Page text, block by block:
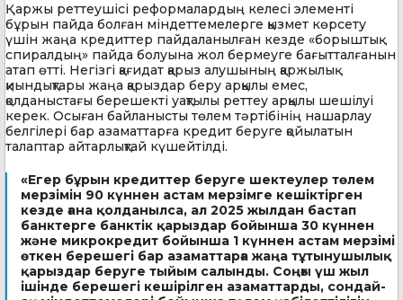
Қаржы реттеушісі реформалардың келесі элементі
бұрын пайда болған міндеттемелерге қызмет көрсету
үшін жаңа кредиттер пайдаланылған кезде «борыштық
спиралдың» пайда болуына жол бермеуге бағытталғанын
атап өтті. Негізгі қағидат қарыз алушының қаржылық
қиындықтары жаңа қарыздар беру арқылы емес,
қолданыстағы берешекті уақтылы реттеу арқылы шешілуі
керек. Осыған байланысты төлем тәртібінің нашарлау
белгілері бар азаматтарға кредит беруге қойылатын
талаптар айтарлықтай күшейтілді.
«Егер бұрын кредиттер беруге шектеулер төлем
мерзімін 90 күннен астам мерзімге кешіктірген
кезде ғана қолданылса, ал 2025 жылдан бастап
банктерге банктік қарыздар бойынша 30 күннен
және микрокредит бойынша 1 күннен астам мерзімі
өткен берешегі бар азаматтарға жаңа тұтынушылық
қарыздар беруге тыйым салынды. Соңғы үш жыл
ішінде берешегі кешірілген азаматтарды, сондай-